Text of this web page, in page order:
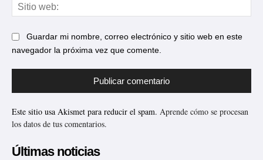
Guardar mi nombre, correo electrónico y sitio web en este
navegador la próxima vez que comente.
Este sitio usa Akismet para reducir el spam. Aprende cómo se procesan
los datos de tus comentarios.
Últimas noticias